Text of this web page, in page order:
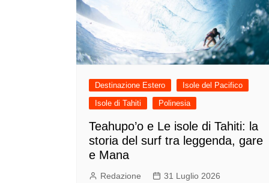
Destinazione Estero
Isole del Pacifico
Isole di Tahiti
Polinesia
Teahupo’o e Le isole di Tahiti: la
storia del surf tra leggenda, gare
e Mana
Redazione 31 Luglio 2026